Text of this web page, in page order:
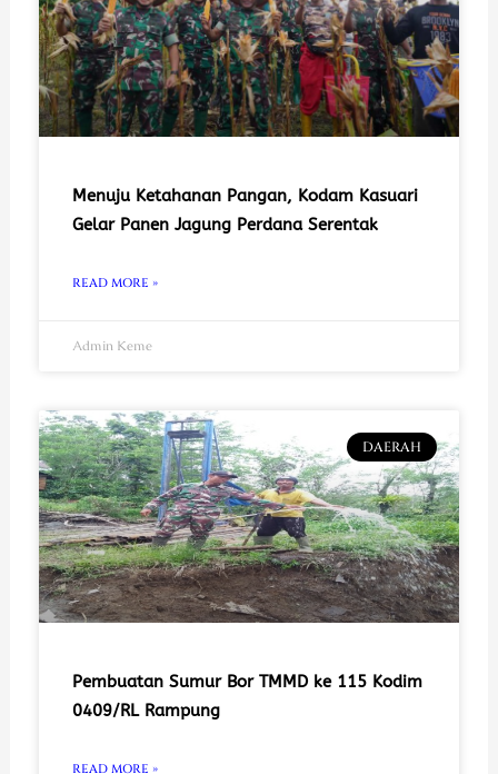
Menuju Ketahanan Pangan, Kodam Kasuari
Gelar Panen Jagung Perdana Serentak
READ MORE »
Admin Keme
DAERAH
Pembuatan Sumur Bor TMMD ke 115 Kodim
0409/RL Rampung
READ MORE »